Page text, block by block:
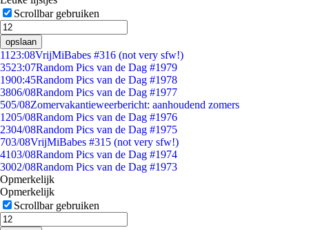
Scrollbar gebruiken
opslaan
11 23:08VrijMiBabes #316 (not very sfw!)
3523:07Random Pics van de Dag #1979
1900:45Random Pics van de Dag #1978
3806/08Random Pics van de Dag #1977
505/08Zomervakantieweerbericht: aanhoudend zomers
1205/08Random Pics van de Dag #1976
2304/08Random Pics van de Dag #1975
703/08VrijMiBabes #315 (not very sfw!)
4103/08Random Pics van de Dag #1974
3002/08Random Pics van de Dag #1973
Opmerkelijk
Opmerkelijk
Scrollbar gebruiken